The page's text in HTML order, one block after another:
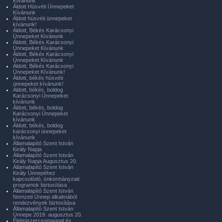
Áldott Húsvéti Ünnepeket
Kívánunk
Áldott húsvéti ünnepeket
kívánunk!
Áldott, Békés Karácsonyi
Ünnepeket Kívánunk
Áldott, Békés Karácsonyi
Ünnepeket Kívánunk
Áldott, Békés Karácsonyi
Ünnepeket Kívánunk
Áldott, Békés Karácsonyi
Ünnepeket Kívánunk!
Áldott, békés húsvéti
ünnepeket kívánunk!
Áldott, békés, boldog
Karácsonyi Ünnepeket
kívánunk
Áldott, békés, boldog
Karácsonyi Ünnepeket
kívánunk
Áldott, békés, boldog
karácsonyi ünnepeket
kívánunk
Államalapító Szent István
Király Napja
Államalapító Szent István
Király Napja Augusztus 20.
Államalapító Szent István
Király Ünnepéhez
kapcsolódó, önkormányzati
programok biztosítása
Államalapító Szent István
Nemzeti Ünnep alkalmából
rendezvények biztosítása
Államalapító Szent István
Ünnepe 2019. augusztus 20.
Élelmiszercsomaggal és